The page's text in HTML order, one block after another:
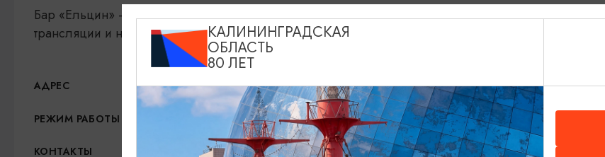
Бар «Ельцин» - это немного индустриального дизайна, простая еда, большой выбор пенного,
трансляции и настольный футбол, концерты, вечеринки, перфомансы, аукционы и многое другое.
АДРЕС ул. Гаражная, 2-2а​ (цокольный этаж), Показать на карте
РЕЖИМ РАБОТЫ Пн-Чт 16.20-00.00, Пт 16.20-02.00, Сб 14.00-02.00, Вс 14.00-00.00
КОНТАКТЫ
8 (4012) 766-420
КАЛИНИНГРАДСКАЯ
ОБЛАСТЬ
80 ЛЕТ